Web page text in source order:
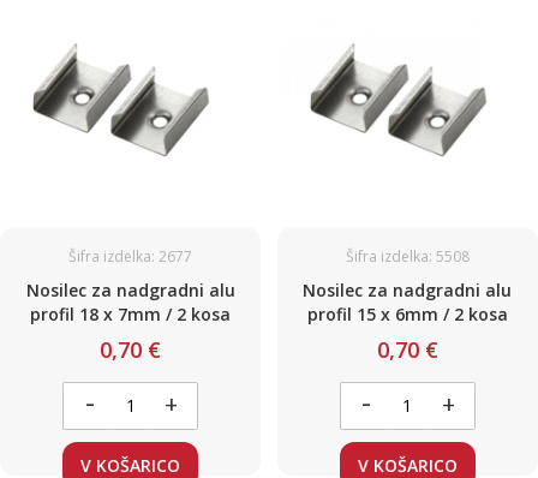
Šifra izdelka: 2677
Nosilec za nadgradni alu
profil 18 x 7mm / 2 kosa
0,70 €
- +
V KOŠARICO
Šifra izdelka: 5508
Nosilec za nadgradni alu
profil 15 x 6mm / 2 kosa
0,70 €
- +
V KOŠARICO